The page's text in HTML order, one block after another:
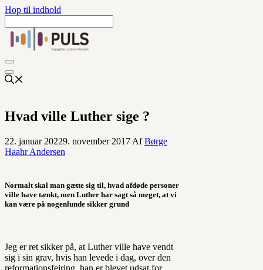
Hop til indhold
Hvad ville Luther sige ?
22. januar 20229. november 2017 AfBørge
Haahr Andersen
Normalt skal man gætte sig til, hvad afdøde personer
ville have tænkt, men Luther har sagt så meget, at vi
kan være på nogenlunde sikker grund
Jeg er ret sikker på, at Luther ville have vendt
sig i sin grav, hvis han levede i dag, over den